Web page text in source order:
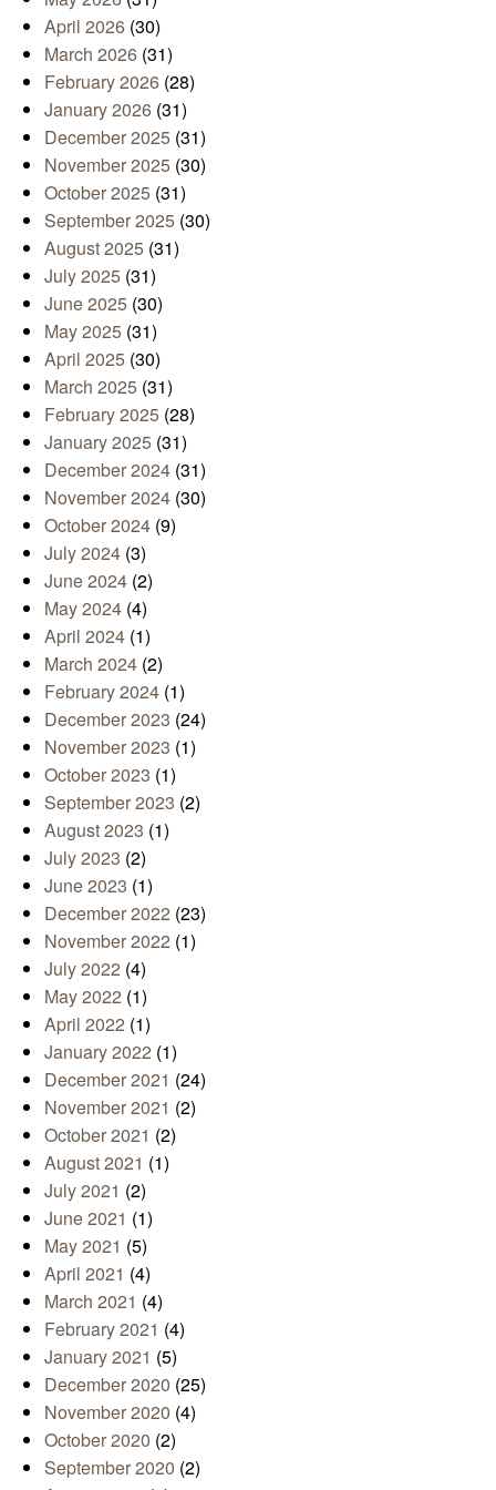
April 2026 (30)
March 2026 (31)
February 2026 (28)
January 2026 (31)
December 2025 (31)
November 2025 (30)
October 2025 (31)
September 2025 (30)
August 2025 (31)
July 2025 (31)
June 2025 (30)
May 2025 (31)
April 2025 (30)
March 2025 (31)
February 2025 (28)
January 2025 (31)
December 2024 (31)
November 2024 (30)
October 2024 (9)
July 2024 (3)
June 2024 (2)
May 2024 (4)
April 2024 (1)
March 2024 (2)
February 2024 (1)
December 2023 (24)
November 2023 (1)
October 2023 (1)
September 2023 (2)
August 2023 (1)
July 2023 (2)
June 2023 (1)
December 2022 (23)
November 2022 (1)
July 2022 (4)
May 2022 (1)
April 2022 (1)
January 2022 (1)
December 2021 (24)
November 2021 (2)
October 2021 (2)
August 2021 (1)
July 2021 (2)
June 2021 (1)
May 2021 (5)
April 2021 (4)
March 2021 (4)
February 2021 (4)
January 2021 (5)
December 2020 (25)
November 2020 (4)
October 2020 (2)
September 2020 (2)